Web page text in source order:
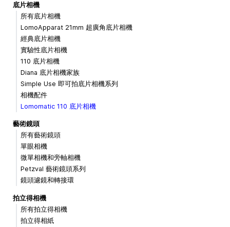
底片相機
所有底片相機
LomoApparat 21mm 超廣角底片相機
經典底片相機
實驗性底片相機
110 底片相機
Diana 底片相機家族
Simple Use 即可拍底片相機系列
相機配件
Lomomatic 110 底片相機
藝術鏡頭
所有藝術鏡頭
單眼相機
微單相機和旁軸相機
Petzval 藝術鏡頭系列
鏡頭濾鏡和轉接環
拍立得相機
所有拍立得相機
拍立得相紙